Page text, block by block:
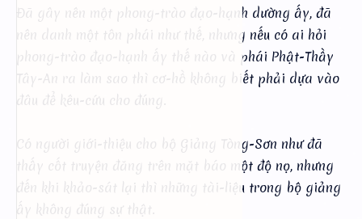
Đã gây nên một phong-trào đạo-hạnh dường ấy, đã
nên danh một tôn phái như thế, nhưng nếu có ai hỏi
phong-trào đạo-hạnh ấy thế nào và phái Phật-Thầy
Tây-An ra làm sao thì cơ-hồ không biết phải dựa vào
đâu để kêu-cứu cho đúng.
Có người giới-thiệu cho bộ Giảng Tòng-Sơn như đã
thấy cốt truyện đăng trên mặt báo một độ nọ, nhưng
đến khi khảo-sát lại thì những tài-liệu trong bộ giảng
ấy không đúng sự thật.